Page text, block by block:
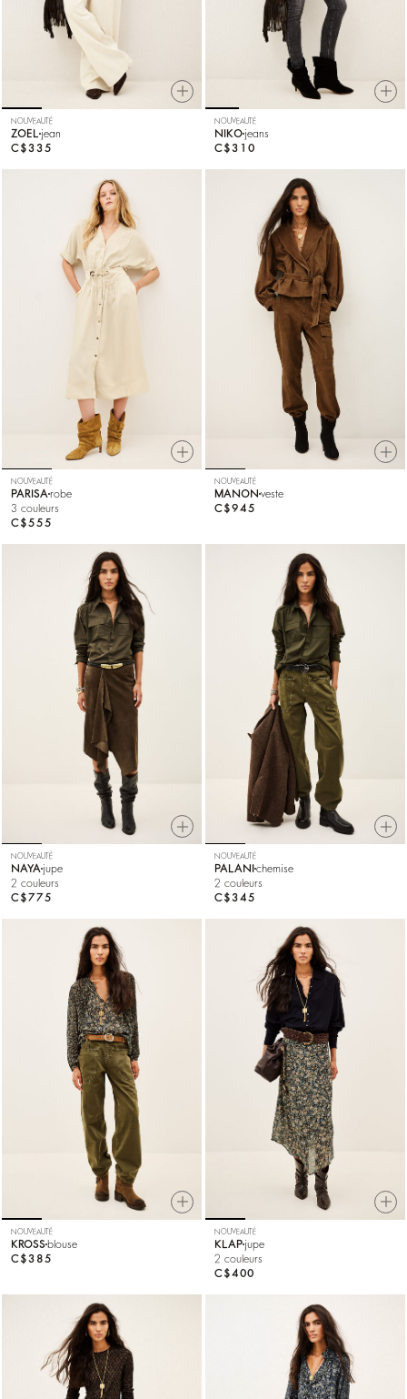
NOUVEAUTÉ
ZOEL jean
C$335
NOUVEAUTÉ
NIKO jeans
C$310
NOUVEAUTÉ
PARISA robe
3 couleurs
C$555
NOUVEAUTÉ
MANON veste
C$945
NOUVEAUTÉ
NAYA jupe
2 couleurs
C$775
NOUVEAUTÉ
PALANI chemise
2 couleurs
C$345
NOUVEAUTÉ
KROSS blouse
C$385
NOUVEAUTÉ
KLAP jupe
2 couleurs
C$400